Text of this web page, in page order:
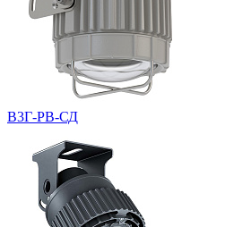
В3Г-РВ-СД